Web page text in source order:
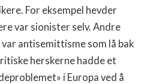
For eksempel hevder
var sionister selv. Andre
antisemittisme som lå bak
herskerne hadde et
i Europa ved å